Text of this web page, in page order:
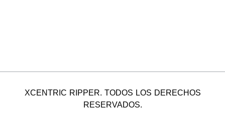
XCENTRIC RIPPER. TODOS LOS DERECHOS
RESERVADOS.